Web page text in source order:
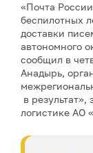
«Почта
беспилотных
доставки
автономного
сообщил в
Анадырь,
в результат»,
логистике АО